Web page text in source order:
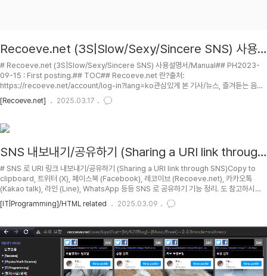
Recoeve.net (3S|Slow/Sexy/Sincere SNS) 사용
설명서/Manual
# Recoeve.net (3S|Slow/Sexy/Sincere SNS) 사용설명서/Manual## PH2023-
09-15 : First posting.## TOC## Recoeve.net 란?출처:
https://recoeve.net/account/log-in?lang=ko관심있게 본 기사/뉴스, 즐겨듣는 음악,
재밌었던 영상, 다시 찾고싶은 사이트 등 평가를 내리고 싶은 어떤 것이든 기록 (Record
Everything) 하세요. 그 평가들을 바탕으로 자동으로 당신과 비슷한 사람들과 연결되어 보
(Recommendations for Everything).인터넷과 대중매체들의 넘치는 오염된/난잡한/편
[Recoeve.net] 2025.03.17
SNS 내보내기/공유하기 (Sharing a URI link through
SNS)
# SNS 로 URI 링크 내보내기/공유하기 (Sharing a URI link through SNS)Copy to
clipboard, 트위터 (X), 페이스북 (Facebook), 레코이브 (Recoeve.net), 카카오톡
(Kakao talk), 라인 (Line), WhatsApp 등등 SNS 로 공유하기 기능 정리. 도 참고하시
길.DocuK 에서도 구현해서 넣어놨음. 왼쪽 위랑 문서 제일 아래쪽에 삽입되도록. Pop-up
으로 하는것보다 그냥 새 창 띄우는게 내 취향이라, 새 창 띄우는 방식으로 동작. (iframe
아래 중간의 image button 들로 테스트도 해보세요.## TOC## R..
[IT|Programming]/HTML related 2025.03.09